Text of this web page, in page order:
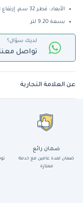
الأبعاد: قطر 32 سم، إرتفاع 11 سم
بسعة 9.20 لتر
لديك سؤال؟
تواصل
عن العلامة التجارية
ضمان رائع
ضمان لمدة عامين مع خدمة
ممتازة